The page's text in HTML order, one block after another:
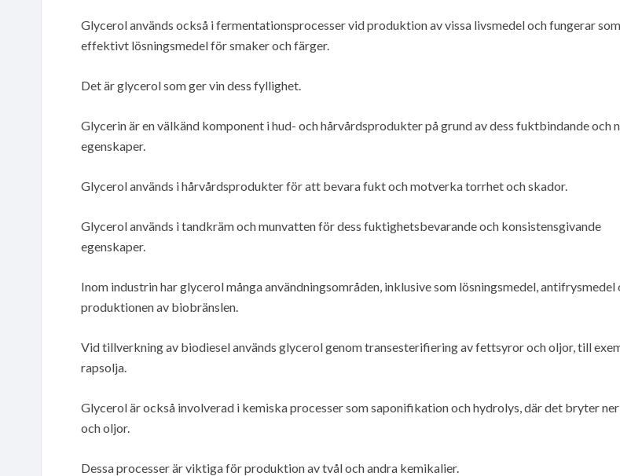
Glycerol används också i fermentationsprocesser vid produktion av vissa livsmedel och fungerar
effektivt lösningsmedel för smaker och färger.
Det är glycerol som ger vin dess fyllighet.
Glycerin är en välkänd komponent i hud- och hårvårdsprodukter på grund av dess fuktbindande och
egenskaper.
Glycerol används i hårvårdsprodukter för att bevara fukt och motverka torrhet och skador.
Glycerol används i tandkräm och munvatten för dess fuktighetsbevarande och konsistensgivande
egenskaper.
Inom industrin har glycerol många användningsområden, inklusive som lösningsmedel, antifrysmedel
produktionen av biobränslen.
Vid tillverkning av biodiesel används glycerol genom transesterifiering av fettsyror och oljor, till
rapsolja.
Glycerol är också involverad i kemiska processer som saponifikation och hydrolys, där det bryter
och oljor.
Dessa processer är viktiga för produktion av tvål och andra kemikalier.